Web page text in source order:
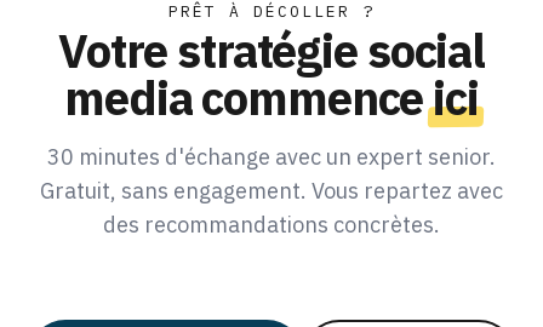
PRÊT À DÉCOLLER ?
Votre stratégie social
media commenceici
30 minutes d'échange avec un expert senior.
Gratuit, sans engagement. Vous repartez avec
des recommandations concrètes.